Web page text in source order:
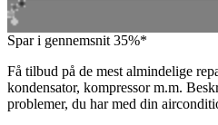
Spar i gennemsnit 35%*
Få tilbud på de mest almindelige
kondensator, kompressor m.m.
problemer, du har med din